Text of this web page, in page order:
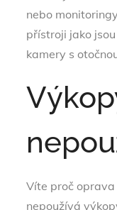
nebo
přístroji jako
kamery s
Víte pročoprava
nepoužívá